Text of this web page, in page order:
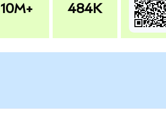
10M+ 484K